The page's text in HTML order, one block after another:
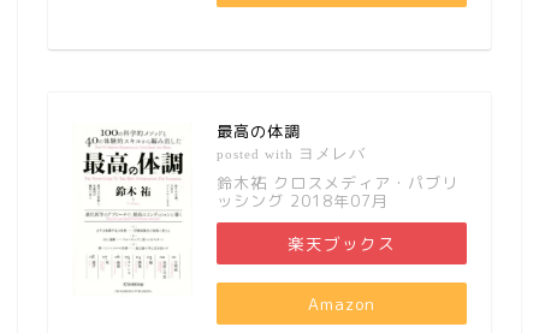
最高の体調
posted with ヨメレバ
鈴木祐 クロスメディア・パブリ
ッシング 2018年07月
楽天ブックス
Amazon